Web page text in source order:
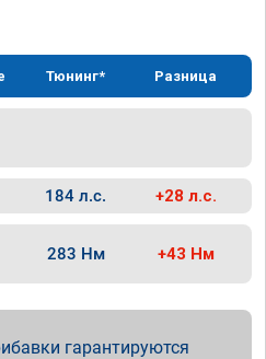
Тюнинг* Разница
184 л.с. +28 л.с.
283 Нм +43 Нм
гарантируются